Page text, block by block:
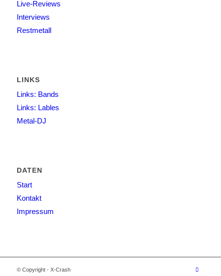
Live-Reviews
Interviews
Restmetall
LINKS
Links: Bands
Links: Lables
Metal-DJ
DATEN
Start
Kontakt
Impressum
© Copyright - X-Crash